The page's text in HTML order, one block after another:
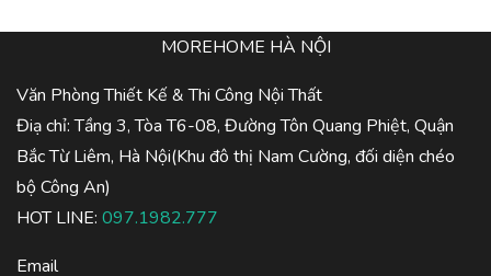
MOREHOME HÀ NỘI
Văn Phòng Thiết Kế & Thi Công Nội Thất
Điạ chỉ: Tầng 3, Tòa T6-08, Đường Tôn Quang Phiệt, Quận
Bắc Từ Liêm, Hà Nội(Khu đô thị Nam Cường, đối diện chéo
bộ Công An)
HOT LINE: 097.1982.777
Email